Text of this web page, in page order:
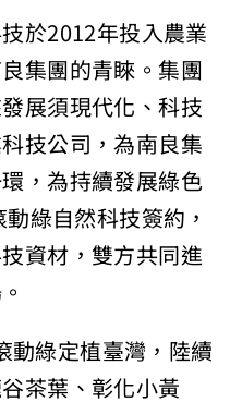
於2012年投入農業
集團的青睞。集團
展須現代化、科技
技公司，為南良集
，為持續發展綠色
綠自然科技簽約，
資材，雙方共同進
綠定植臺灣，陸續
茶葉、彰化小黃